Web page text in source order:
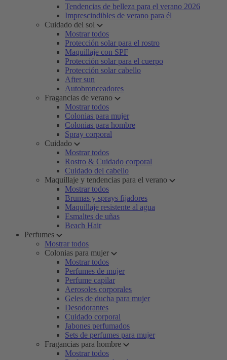
Tendencias de belleza para el verano 2026
Imprescindibles de verano para él
Cuidado del sol
Mostrar todos
Protección solar para el rostro
Maquillaje con SPF
Protección solar para el cuerpo
Protección solar cabello
After sun
Autobronceadores
Fragancias de verano
Mostrar todos
Colonias para mujer
Colonias para hombre
Spray corporal
Cuidado
Mostrar todos
Rostro & Cuidado corporal
Cuidado del cabello
Maquillaje y tendencias para el verano
Mostrar todos
Brumas y sprays fijadores
Maquillaje resistente al agua
Esmaltes de uñas
Beach Hair
Perfumes
Mostrar todos
Colonias para mujer
Mostrar todos
Perfumes de mujer
Perfume capilar
Aerosoles corporales
Geles de ducha para mujer
Desodorantes
Cuidado corporal
Jabones perfumados
Sets de perfumes para mujer
Fragancias para hombre
Mostrar todos